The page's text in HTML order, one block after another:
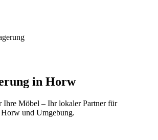
in Horw
Ihre Möbel – Ihr lokaler Partner für
Horw und Umgebung.